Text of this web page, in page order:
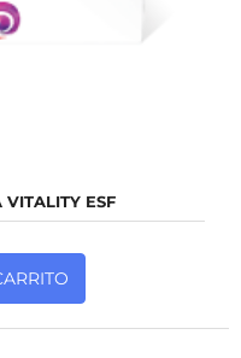
ESF